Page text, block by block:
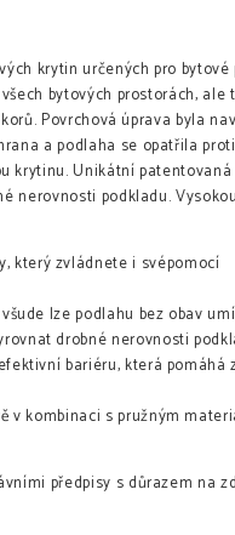
krytin určených pro
bytových prostorách, ale
Povrchová úprava byla
a podlaha se opatřila
krytinu. Unikátní
nerovnosti podkladu.
který zvládnete i svépomocí
lze podlahu bez obav
drobné nerovnosti
bariéru, která pomáhá
v kombinaci s pružným
předpisy s důrazem na